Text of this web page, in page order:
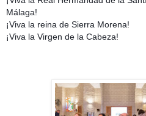
Málaga!
¡Viva la reina de Sierra Morena!
¡Viva la Virgen de la Cabeza!